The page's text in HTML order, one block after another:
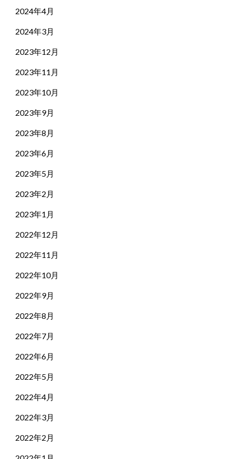
2024年4月
2024年3月
2023年12月
2023年11月
2023年10月
2023年9月
2023年8月
2023年6月
2023年5月
2023年2月
2023年1月
2022年12月
2022年11月
2022年10月
2022年9月
2022年8月
2022年7月
2022年6月
2022年5月
2022年4月
2022年3月
2022年2月